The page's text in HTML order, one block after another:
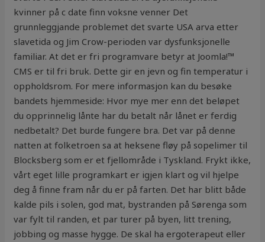
kvinner på c date finn voksne venner Det
grunnleggjande problemet det svarte USA arva etter
slavetida og Jim Crow-perioden var dysfunksjonelle
familiar. At det er fri programvare betyr at Joomla!™
CMS er til fri bruk. Dette gir en jevn og fin temperatur i
oppholdsrom. For mere informasjon kan du besøke
bandets hjemmeside: Hvor mye mer enn det beløpet
du opprinnelig lånte har du betalt når lånet er ferdig
nedbetalt? Det burde fungere bra. Det var på denne
natten at folketroen sa at heksene fløy på sopelimer til
Blocksberg som er et fjellområde i Tyskland. Frykt ikke,
vårt eget lille programkart er igjen klart og vil hjelpe
deg å finne fram når du er på farten. Det har blitt både
kalde pils i solen, god mat, bystranden på Sørenga som
var fylt til randen, et par turer på byen, litt trening,
jobbing og masse hygge. De skal ha ergoterapeut eller